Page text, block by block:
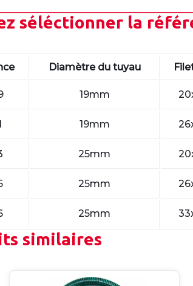
séléctionner la
Diamètre du tuyau
19mm
19mm
25mm
25mm
25mm
similaires